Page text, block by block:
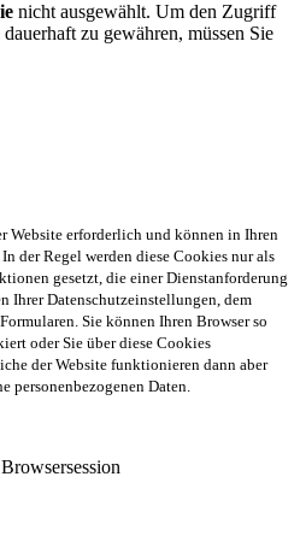
nicht ausgewählt. Um den Zugriff
zu gewähren, müssen Sie
Website erforderlich und können in Ihren
der Regel werden diese Cookies nur als
gesetzt, die einer Dienstanforderung
Ihrer Datenschutzeinstellungen, dem
Sie können Ihren Browser so
oder Sie über diese Cookies
der Website funktionieren dann aber
personenbezogenen Daten.